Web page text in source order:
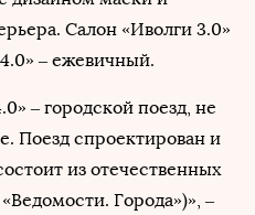
Салон «Иволги 3.0»
– ежевичный.
– городской поезд, не
Поезд спроектирован и
из отечественных
Города»)», –